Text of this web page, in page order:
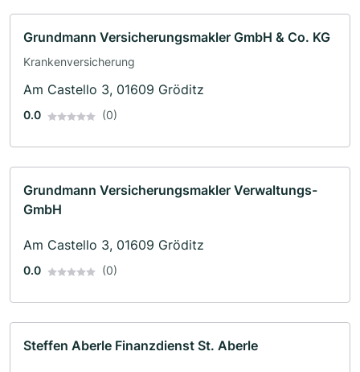
Grundmann Versicherungsmakler GmbH & Co. KG
Krankenversicherung
Am Castello 3, 01609 Gröditz
0.0 (0)
Grundmann Versicherungsmakler Verwaltungs-
GmbH
Am Castello 3, 01609 Gröditz
0.0 (0)
Steffen Aberle Finanzdienst St. Aberle